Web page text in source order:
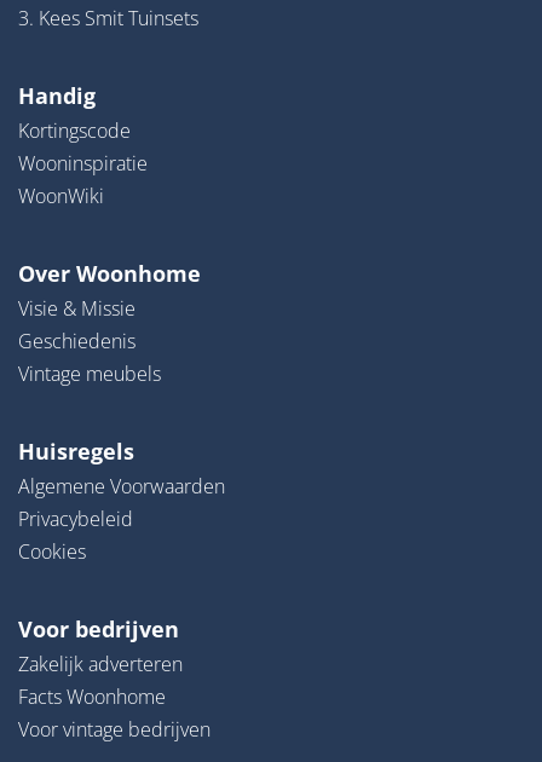
3. Kees Smit Tuinsets
Handig
Kortingscode
Wooninspiratie
WoonWiki
Over Woonhome
Visie & Missie
Geschiedenis
Vintage meubels
Huisregels
Algemene Voorwaarden
Privacybeleid
Cookies
Voor bedrijven
Zakelijk adverteren
Facts Woonhome
Voor vintage bedrijven